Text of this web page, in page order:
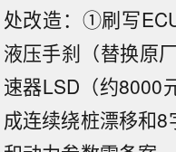
处改造：①刷写
液压手刹（替换原
速器LSD（约8000
成连续绕桩漂移和